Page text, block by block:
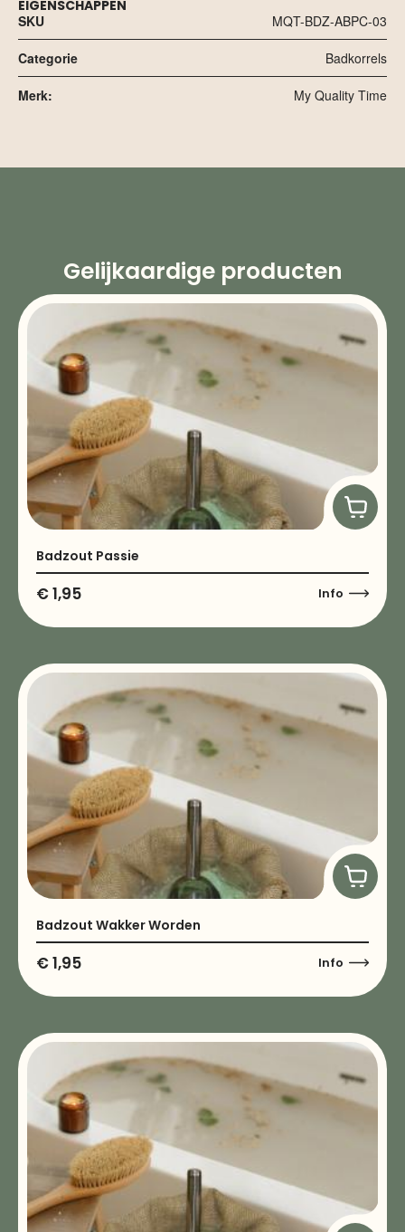
EIGENSCHAPPEN
SKU
MQT-BDZ-ABPC-03
Categorie Badkorrels
Merk: My Quality Time
Gelijkaardige producten
Badzout Passie
€1,95 Info
Badzout Wakker Worden
€1,95 Info